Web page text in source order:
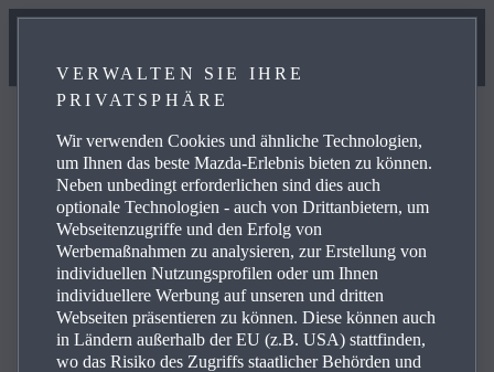
Weitere Informationen zur elektrischen Reichweite,
Energiekosten, KFZ-Steuer und CO₂-Kosten finden Sie
unterwww.mazda.de/Energieverbrauch.
VERWALTEN SIE IHRE
PRIVATSPHÄRE
Wir verwenden Cookies und ähnliche Technologien,
um Ihnen das beste Mazda-Erlebnis bieten zu können.
Neben unbedingt erforderlichen sind dies auch
optionale Technologien - auch von Drittanbietern, um
Webseitenzugriffe und den Erfolg von
Werbemaßnahmen zu analysieren, zur Erstellung von
individuellen Nutzungsprofilen oder um Ihnen
individuellere Werbung auf unseren und dritten
Webseiten präsentieren zu können. Diese können auch
in Ländern außerhalb der EU (z.B. USA) stattfinden,
wo das Risiko des Zugriffs staatlicher Behörden und